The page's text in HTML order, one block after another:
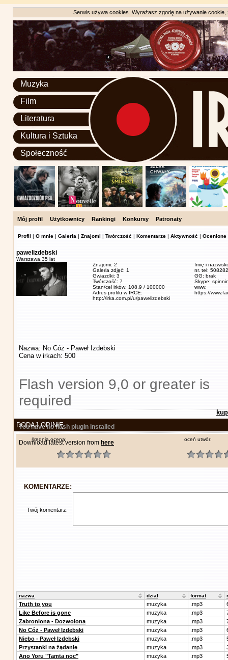
Serwis używa cookies. Wyrażasz zgodę na używanie
Muzyka
Film
Literatura
Kultura i Sztuka
Społeczność
Mój profil Użytkownicy Rankingi Konkursy Patronaty
Profil | O mnie | Galeria | Znajomi | Twórczość | Komentarze | Aktywność | Ocenione
pawelizdebski
Warszawa, 35 lat
Znajomi: 2
Galeria zdjęć: 1
Gwiazdki: 3
Twórczość: 7
Stan/cel irków: 108,9 / 100000
Adres profilu w IRCE:
http://irka.com.pl/u/pawelizdebski
Imię i
nr. tel:
GG: brak
Skype:
www:
https://
Nazwa: No Cóż - Paweł Izdebski
Cena w irkach: 500
Flash version 9,0 or greater is
required
You have no flash plugin installed
Download latest version from here
DODAJ OPINIĘ
średnia ocena: oceń utwór:
KOMENTARZE:
Twój komentarz:
nazwa dział format
Truth to you muzyka .mp3
Like Before is gone
muzyka .mp3
Zabroniona - Dozwolona
muzyka .mp3
No Cóż - Paweł Izdebski
muzyka .mp3
Niebo - Paweł Izdebski
muzyka .mp3
Przystanki na żądanie
muzyka .mp3
Ano Yoru "Tamta noc"
muzyka .mp3